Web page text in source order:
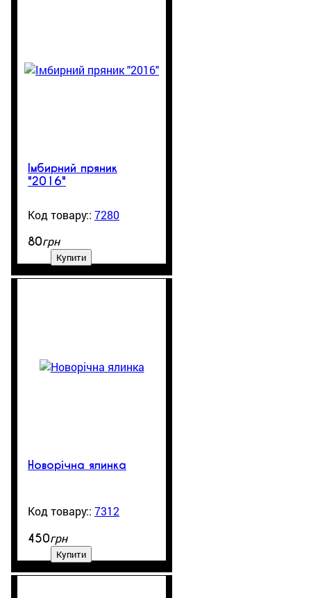
Імбирний пряник
"2016"
7280
80грн
Купити
Новорічна ялинка
7312
450грн
Купити